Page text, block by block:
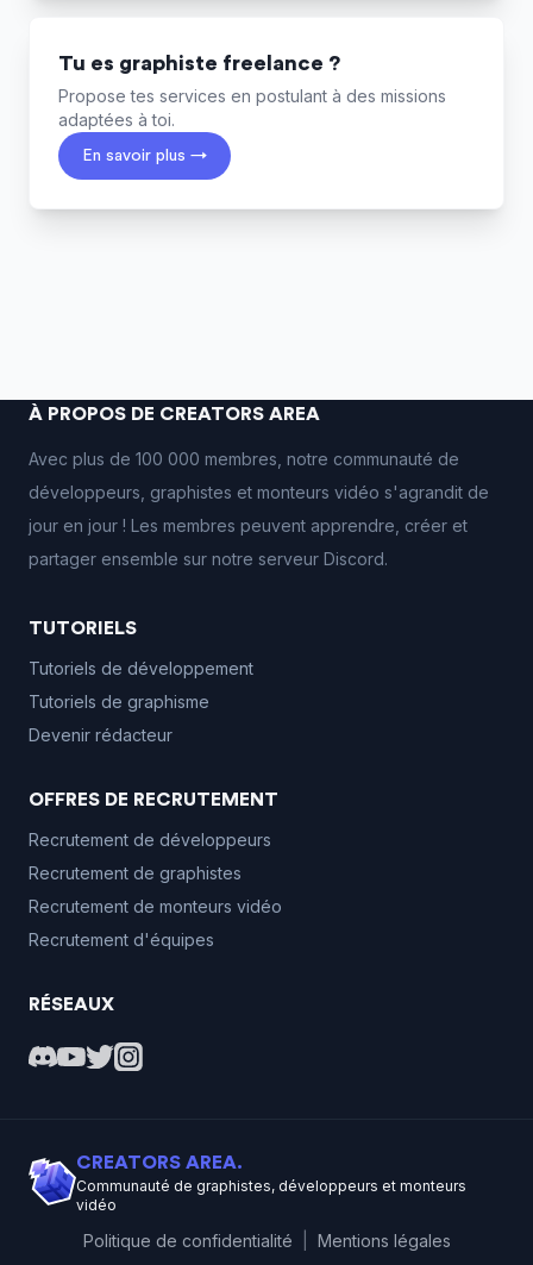
Tu es graphiste freelance ?
Propose tes services en postulant à des missions
adaptées à toi.
En savoir plus →
À PROPOS DE CREATORS AREA
Avec plus de 100 000 membres, notre communauté de
développeurs, graphistes et monteurs vidéo s'agrandit de
jour en jour ! Les membres peuvent apprendre, créer et
partager ensemble sur notre serveur Discord.
TUTORIELS
Tutoriels de développement
Tutoriels de graphisme
Devenir rédacteur
OFFRES DE RECRUTEMENT
Recrutement de développeurs
Recrutement de graphistes
Recrutement de monteurs vidéo
Recrutement d'équipes
RÉSEAUX
CREATORS AREA.
Communauté de graphistes, développeurs et monteurs
vidéo
Politique de confidentialité Mentions légales